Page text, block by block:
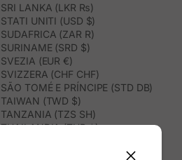
SRI LANKA (LKR ₨)
STATI UNITI (USD $)
SUDAFRICA (ZAR R)
SURINAME (SRD $)
SVEZIA (EUR €)
SVIZZERA (CHF CHF)
SÃO TOMÉ E PRÍNCIPE (STD DB)
TAIWAN (TWD $)
TANZANIA (TZS SH)
THAILANDIA (THB ฿)